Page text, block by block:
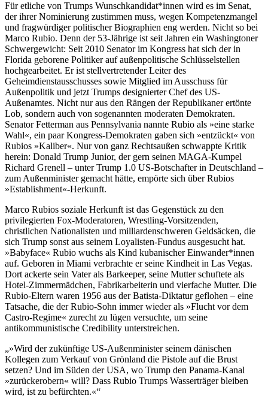
Für etliche von Trumps Wunschkandidat*innen wird es im Senat,
der ihrer Nominierung zustimmen muss, wegen Kompetenzmangel
und fragwürdiger politischer Biographien eng werden. Nicht so bei
Marco Rubio. Denn der 53-Jährige ist seit Jahren ein Washingtoner
Schwergewicht: Seit 2010 Senator im Kongress hat sich der in
Florida geborene Politiker auf außenpolitische Schlüsselstellen
hochgearbeitet. Er ist stellvertretender Leiter des
Geheimdienstausschusses sowie Mitglied im Ausschuss für
Außenpolitik und jetzt Trumps designierter Chef des US-
Außenamtes. Nicht nur aus den Rängen der Republikaner ertönte
Lob, sondern auch von sogenannten moderaten Demokraten.
Senator Fetterman aus Pennsylvania nannte Rubio als »eine starke
Wahl«, ein paar Kongress-Demokraten gaben sich »entzückt« von
Rubios »Kaliber«. Nur von ganz Rechtsaußen schwappte Kritik
herein: Donald Trump Junior, der gern seinen MAGA-Kumpel
Richard Grenell – unter Trump 1.0 US-Botschafter in Deutschland –
zum Außenminister gemacht hätte, empörte sich über Rubios
»Establishment«-Herkunft.
Marco Rubios soziale Herkunft ist das Gegenstück zu den
privilegierten Fox-Moderatoren, Wrestling-Vorsitzenden,
christlichen Nationalisten und milliardenschweren Geldsäcken, die
sich Trump sonst aus seinem Loyalisten-Fundus ausgesucht hat.
»Babyface« Rubio wuchs als Kind kubanischer Einwander*innen
auf. Geboren in Miami verbrachte er seine Kindheit in Las Vegas.
Dort ackerte sein Vater als Barkeeper, seine Mutter schuftete als
Hotel-Zimmermädchen, Fabrikarbeiterin und vierfache Mutter. Die
Rubio-Eltern waren 1956 aus der Batista-Diktatur geflohen – eine
Tatsache, die der Rubio-Sohn immer wieder als »Flucht vor dem
Castro-Regime« zurecht zu lügen versuchte, um seine
antikommunistische Credibility unterstreichen.
»Wird der zukünftige US-Außenminister seinem dänischen
Kollegen zum Verkauf von Grönland die Pistole auf die Brust
setzen? Und im Süden der USA, wo Trump den Panama-Kanal
»zurückerobern« will? Dass Rubio Trumps Wasserträger bleiben
wird, ist zu befürchten.«